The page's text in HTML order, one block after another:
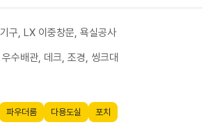
구, LX 이중창문, 욕실공사
수배관, 데크, 조경, 씽크대
파우더룸 다용도실 포치